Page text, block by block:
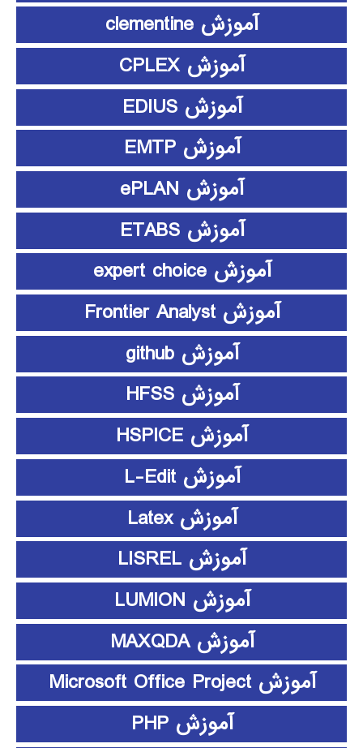
آموزش clementine
آموزش CPLEX
آموزش EDIUS
آموزش EMTP
آموزش ePLAN
آموزش ETABS
آموزش expert choice
آموزش Frontier Analyst
آموزش github
آموزش HFSS
آموزش HSPICE
آموزش L-Edit
آموزش Latex
آموزش LISREL
آموزش LUMION
آموزش MAXQDA
آموزش Microsoft Office Project
آموزش PHP